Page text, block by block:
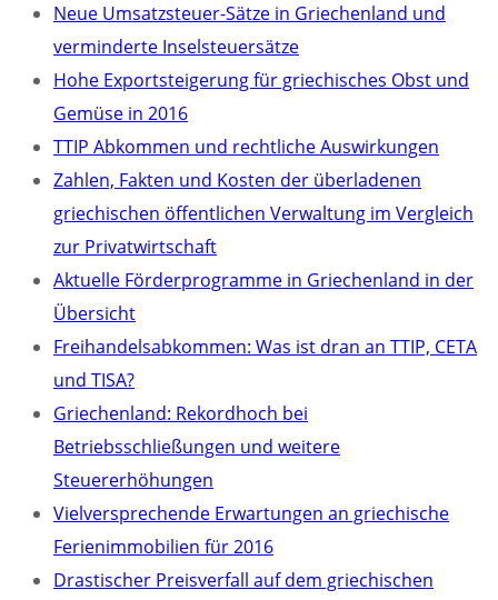
Neue Umsatzsteuer-Sätze in Griechenland und
verminderte Inselsteuersätze
Hohe Exportsteigerung für griechisches Obst und
Gemüse in 2016
TTIP Abkommen und rechtliche Auswirkungen
Zahlen, Fakten und Kosten der überladenen
griechischen öffentlichen Verwaltung im Vergleich
zur Privatwirtschaft
Aktuelle Förderprogramme in Griechenland in der
Übersicht
Freihandelsabkommen: Was ist dran an TTIP, CETA
und TISA?
Griechenland: Rekordhoch bei
Betriebsschließungen und weitere
Steuererhöhungen
Vielversprechende Erwartungen an griechische
Ferienimmobilien für 2016
Drastischer Preisverfall auf dem griechischen